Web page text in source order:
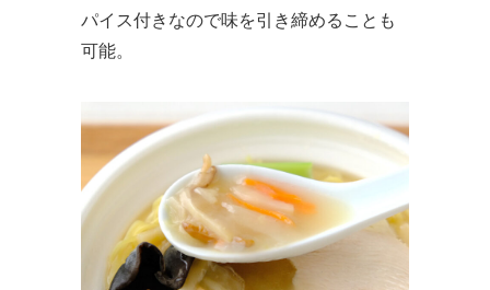
パイス付きなので味を引き締めることも
可能。